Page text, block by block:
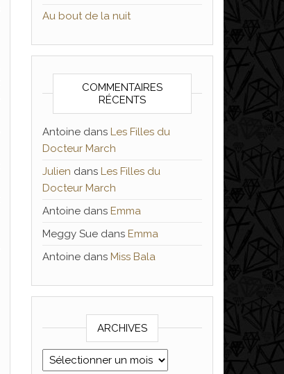
Au bout de la nuit
COMMENTAIRES
RÉCENTS
Antoinedans Les Filles du
Docteur March
Julien dans Les Filles du
Docteur March
Antoinedans Emma
Meggy Suedans Emma
Antoinedans Miss Bala
ARCHIVES
Archives